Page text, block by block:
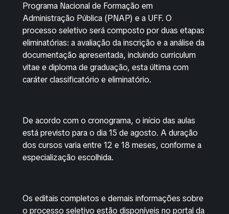
Programa Nacional de Formação em
Administração Pública (PNAP) e a UFF. O
processo seletivo será composto por duas etapas
eliminatórias: a avaliação da inscrição e a análise da
documentação apresentada, incluindo curriculum
vitae e diploma de graduação, esta última com
caráter classificatório e eliminatório.
De acordo com o cronograma, o início das aulas
está previsto para o dia 15 de agosto. A duração
dos cursos varia entre 12 e 18 meses, conforme a
especialização escolhida.
Os editais completos e demais informações sobre
o processo seletivo estão disponíveis no portal da